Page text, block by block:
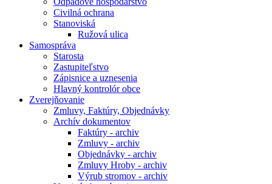
Civilná ochrana
Stanoviská
Ružová ulica
Samospráva
Starosta
Zastupiteľstvo
Zápisnice a uznesenia
Hlavný kontrolór obce
Zverejňovanie
Zmluvy, Faktúry, Objednávky
Archív dokumentov
Faktúry - archiv
Zmluvy - archiv
Objednávky - archiv
Zmluvy Hroby - archiv
Výrub stromov - archiv